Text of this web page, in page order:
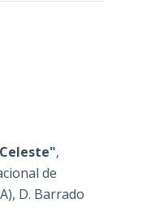
,
de
D. Barrado